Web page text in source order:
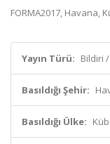
FORMA2017, Havana,
Yayın Türü: Bildiri
Basıldığı Şehir:
Basıldığı Ülke: